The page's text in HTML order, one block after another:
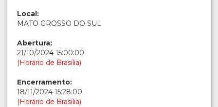
Local:
MATO GROSSO DO SUL
Abertura:
21/10/2024 15:00:00
(Horário de Brasília)
Encerramento:
18/11/2024 15:28:00
(Horário de Brasília)